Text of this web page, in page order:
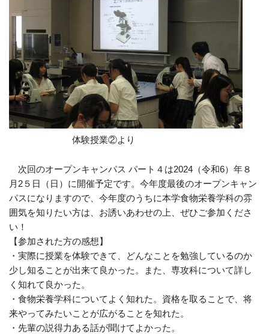
体験授業②より
次回のオープンキャンパス パート４は2024 （令和6）年８
月 2 ５日（日）に開催予定です。今年度最後のオープンキャン
パスになりますので、今年度のうちに本学食物栄養学科の雰
囲気を知りたい方は、お誘いあわせの上、ぜひご参加くださ
い！
【参加された方の感想】
・実際に授業を体験できて、どんなことを勉強しているのか
少し知ることが出来て良かった。また、専攻科について詳し
く知れて良かった。
・食物栄養学科についてよく知れた。資格を取ることで、将
来やってみたいことが広がることを知れた。
・先輩の説得力ある話が聞けてよかった。